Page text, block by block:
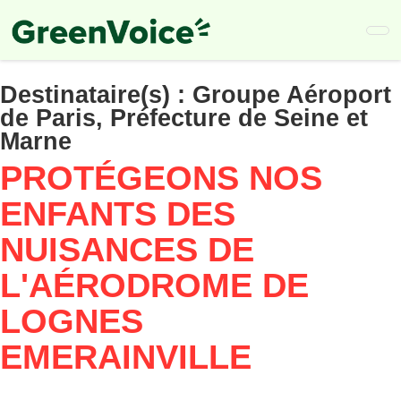
to
main
Destinataire(s) : Groupe Aéroport
de Paris, Préfecture de Seine et
Marne
PROTÉGEONS NOS
ENFANTS DES
NUISANCES DE
L'AÉRODROME DE
LOGNES
EMERAINVILLE